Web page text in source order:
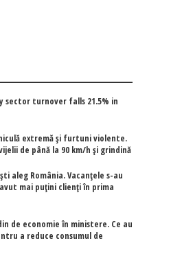
sector turnover falls 21.5% in
extremă și furtuni violente.
de până la 90 km/h și grindină
aleg România. Vacanțele s-au
mai puțini clienți în prima
de economie în ministere. Ce au
a reduce consumul de